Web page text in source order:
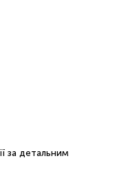
за детальним